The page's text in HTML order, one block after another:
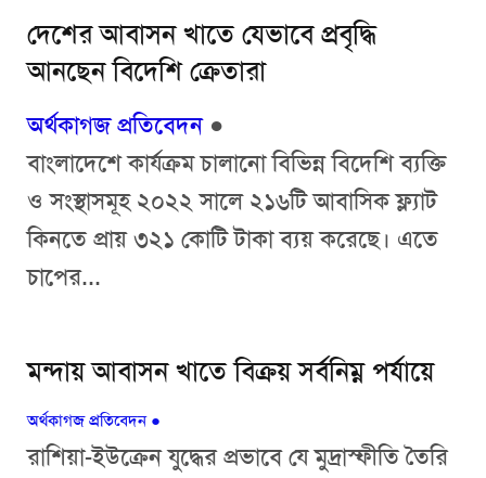
দেশের আবাসন খাতে যেভাবে প্রবৃদ্ধি
আনছেন বিদেশি ক্রেতারা
অর্থকাগজ প্রতিবেদন●
বাংলাদেশে কার্যক্রম চালানো বিভিন্ন বিদেশি ব্যক্তি
ও সংস্থাসমূহ ২০২২ সালে ২১৬টি আবাসিক ফ্ল্যাট
কিনতে প্রায় ৩২১ কোটি টাকা ব্যয় করেছে। এতে
চাপের...
মন্দায় আবাসন খাতে বিক্রয় সর্বনিম্ন পর্যায়ে
অর্থকাগজ প্রতিবেদন ●
রাশিয়া-ইউক্রেন যুদ্ধের প্রভাবে যে মুদ্রাস্ফীতি তৈরি